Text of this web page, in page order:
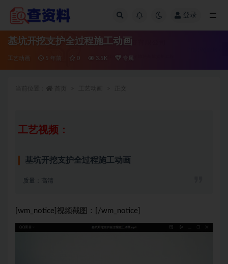
登录
基坑开挖支护全过程施工动画
工艺动画 5 年前 0 3.5K 专属
工艺视频：
基坑开挖支护全过程施工动画
质量：高清
[wm_notice]视频截图：[/wm_notice]